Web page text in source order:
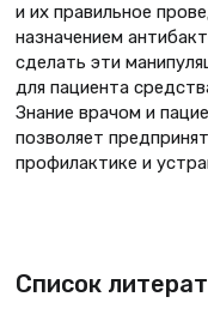
и их правильное
назначением
сделать эти
для пациента
Знание врачом и
позволяет
профилактике и
Список